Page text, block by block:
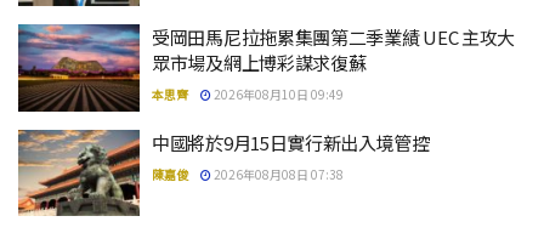
受岡田馬尼拉拖累集團第二季業績 UEC 主攻大
眾市場及網上博彩謀求復蘇
本思齊 2026年08月10日 09:49
中國將於9月15日實行新出入境管控
陳嘉俊 2026年08月08日 07:38